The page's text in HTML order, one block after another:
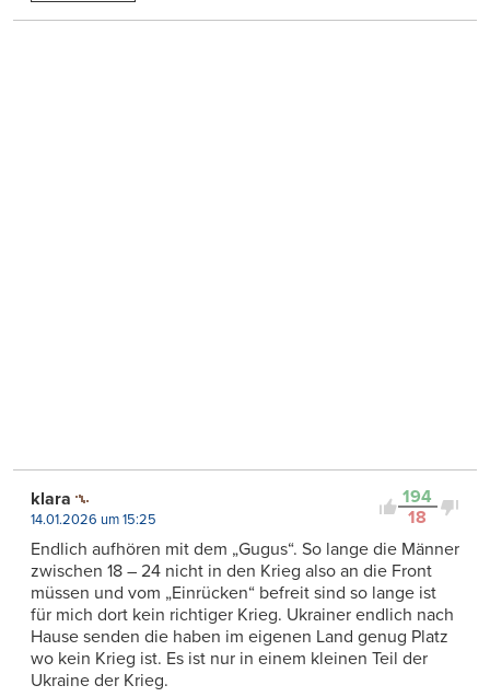
194
18
klara
14.01.2026 um 15:25
Endlich aufhören mit dem „Gugus“. So lange die Männer
zwischen 18 – 24 nicht in den Krieg also an die Front
müssen und vom „Einrücken“ befreit sind so lange ist
für mich dort kein richtiger Krieg. Ukrainer endlich nach
Hause senden die haben im eigenen Land genug Platz
wo kein Krieg ist. Es ist nur in einem kleinen Teil der
Ukraine der Krieg.